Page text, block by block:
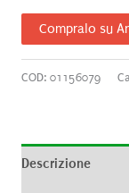
Compralo su
COD: 01156079
Descrizione